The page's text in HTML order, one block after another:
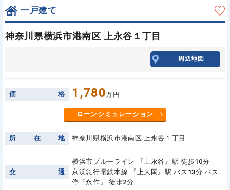
一戸建て
神奈川県横浜市港南区 上永谷１丁目
周辺地図
価 格 1,780万円
ローンシミュレーション
所 在 地 神奈川県横浜市港南区 上永谷１丁目
交 通
横浜市ブルーライン 『上永谷』駅 徒歩10分
京浜急行電鉄本線 『上大岡』駅 バス13分 バス
停『永作』 徒歩2分